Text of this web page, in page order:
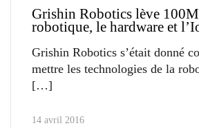
Grishin Robotics lève
robotique, le hardware et
Grishin Robotics s’était donné
mettre les technologies de la
14 avril 2016